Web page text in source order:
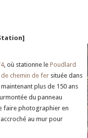
, où stationne le Poudlard
chemin de fer située dans
plus de 150 ans
du panneau
faire photographier en
au mur pour